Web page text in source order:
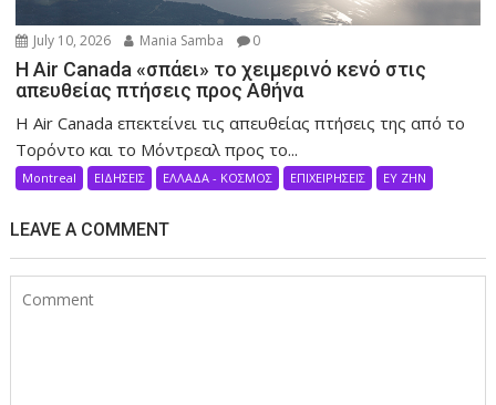
July 10, 2026 Mania Samba 0
Η Air Canada «σπάει» το χειμερινό κενό στις
απευθείας πτήσεις προς Αθήνα
Η Air Canada επεκτείνει τις απευθείας πτήσεις της από το
Τορόντο και το Μόντρεαλ προς το...
Montreal ΕΙΔΗΣΕΙΣ ΕΛΛΑΔΑ - ΚΟΣΜΟΣ ΕΠΙΧΕΙΡΗΣΕΙΣ ΕΥ ΖΗΝ
LEAVE A COMMENT